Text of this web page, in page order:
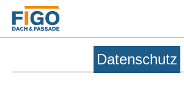
Datenschutz